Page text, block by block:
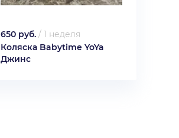
650 руб. / 1 неделя
Коляска Babytime YoYa
Джинс